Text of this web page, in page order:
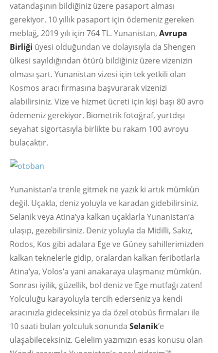
vatandaşının bildiğiniz üzere pasaport alması
gerekiyor. 10 yıllık pasaport için ödemeniz gereken
meblağ, 2019 yılı için 764 TL. Yunanistan, Avrupa
Birliği üyesi olduğundan ve dolayısıyla da Shengen
ülkesi sayıldığından ötürü bildiğiniz üzere vizenizin
olması şart. Yunanistan vizesi için tek yetkili olan
Kosmos aracı firmasına başvurarak vizenizi
alabilirsiniz. Vize ve hizmet ücreti için kişi başı 80 avro
ödemeniz gerekiyor. Biometrik fotoğraf, yurtdışı
seyahat sigortasıyla birlikte bu rakam 100 avroyu
bulacaktır.
Yunanistan’a trenle gitmek ne yazık ki artık mümkün
değil. Uçakla, deniz yoluyla ve karadan gidebilirsiniz.
Selanik veya Atina’ya kalkan uçaklarla Yunanistan’a
ulaşıp, gezebilirsiniz. Deniz yoluyla da Midilli, Sakız,
Rodos, Kos gibi adalara Ege ve Güney sahillerimizden
kalkan teknelerle gidip, oralardan kalkan feribotlarla
Atina’ya, Volos’a yani anakaraya ulaşmanız mümkün.
Sonrası iyilik, güzellik, bol deniz ve Ege mutfağı zaten!
Yolculuğu karayoluyla tercih ederseniz ya kendi
aracınızla gideceksiniz ya da özel otobüs firmaları ile
10 saati bulan yolculuk sonunda Selanik’e
ulaşabileceksiniz. Gelelim yazımızın esas konusu olan